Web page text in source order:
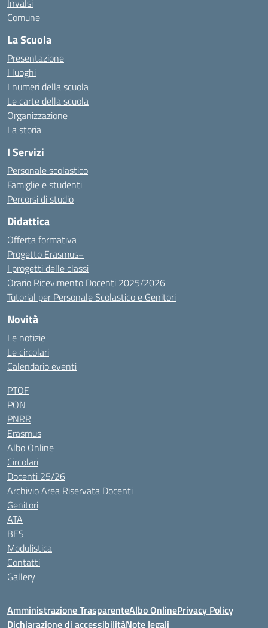
Invalsi
Comune
La Scuola
Presentazione
I luoghi
I numeri della scuola
Le carte della scuola
Organizzazione
La storia
I Servizi
Personale scolastico
Famiglie e studenti
Percorsi di studio
Didattica
Offerta formativa
Progetto Erasmus+
I progetti delle classi
Orario Ricevimento Docenti 2025/2026
Tutorial per Personale Scolastico e Genitori
Novità
Le notizie
Le circolari
Calendario eventi
PTOF
PON
PNRR
Erasmus
Albo Online
Circolari
Docenti 25/26
Archivio Area Riservata Docenti
Genitori
ATA
BES
Modulistica
Contatti
Gallery
Amministrazione TrasparenteAlbo OnlinePrivacy Policy
Dichiarazione di accessibilitàNote legali